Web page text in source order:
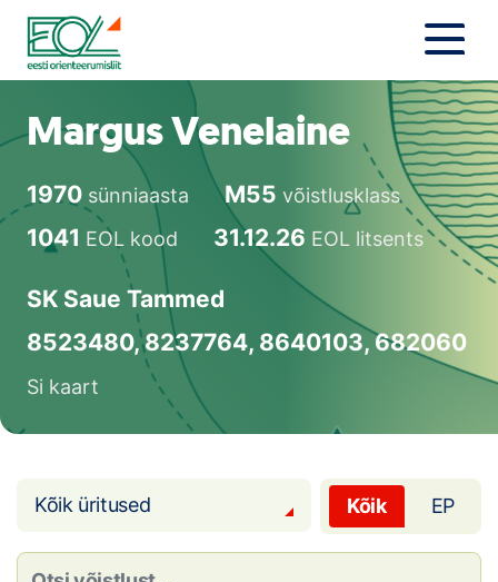
Liigu
sisu
juurde
Estonian Orienteering Federation
Orienteerujale
Eesti Orienteerumine 100!
Toetamine
Telli litsents!
Loha
Kontakt
Margus Venelaine
1970 sünniaasta M55 võistlusklass
1041 EOL kood 31.12.26 EOL litsents
SK Saue Tammed
8523480, 8237764, 8640103, 682060
Si kaart
Kõik üritused Kõik EP